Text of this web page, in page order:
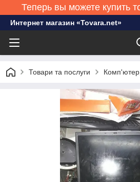
Теперь вы можете купить
Интернет магазин «Tovara.net»
Товари та послуги